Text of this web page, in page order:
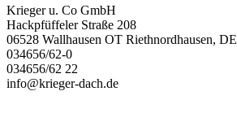
Krieger u. Co GmbH
Hackpfüffeler Straße 208
06528 Wallhausen OT Riethnordhausen, DE
034656/62-0
034656/62 22
info@krieger-dach.de